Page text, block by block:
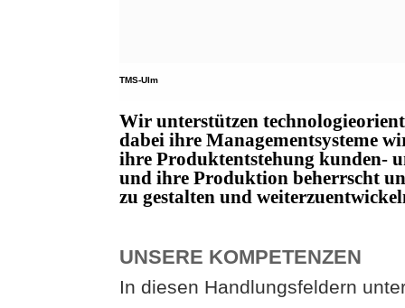
TMS-Ulm
Wir unterstützen
dabei ihre Managementsysteme
ihre Produktentstehung kunden-
und ihre Produktion beherrscht
zu gestalten und
UNSERE KOMPETENZEN
In diesen Handlungsfeldern